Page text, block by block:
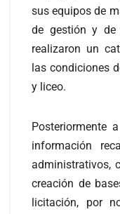
sus equipos de
de gestión y de
realizaron un
las condiciones
y liceo.
Posteriormente
información
administrativos,
creación de
licitación, por